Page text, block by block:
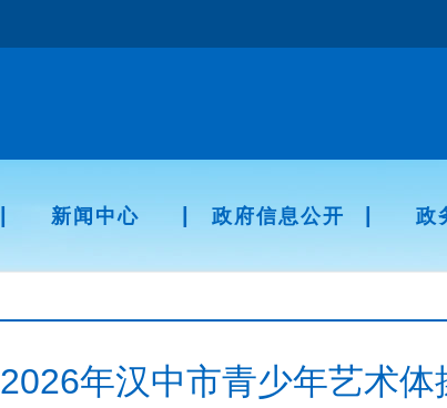
新闻中心 政府信息公开 政
2026年汉中市青少年艺术